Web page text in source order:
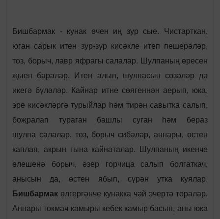
Бишбармак - кунак өчен иң зур сые. Чистарткан,
юган сарык итен зур-зур кисәкле итеп пешерәләр,
тоз, борыч, лавр яфрагы салалар. Шулпаның өресен
җыеп баралар. Итен алып, шулпасын сөзәләр дә
икегә бүләләр. Кайнар итне сөягеннән аерып, юка,
эре кисәкләргә турыйлар һәм тирән савытка салып,
боҗралап тураган башлы суган һәм бераз
шулпа салалар, тоз, борыч сибәләр, аннары, өстен
каплап, акрын гына кайнаталар. Шулпаның икенче
өлешенә борыч, әзер горчица салып болгаткач,
анысын да, өстен ябып, сүрән утка куялар.
Бишбармак өлгергәнче кунакка чәй эчертә торалар.
Аннары токмач камыры кебек камыр басып, аны юка